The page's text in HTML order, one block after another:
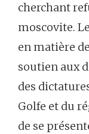
cherchant
moscovite.
en matière
soutien aux
des
Golfe et du
de se